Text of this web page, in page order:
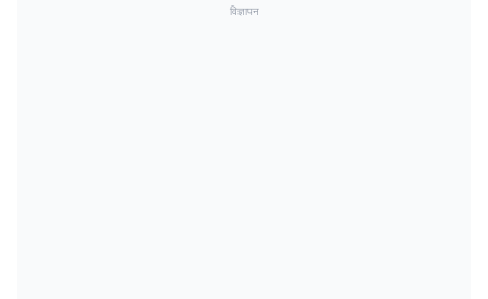
विज्ञापन